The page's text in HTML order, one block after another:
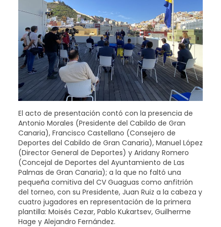
El acto de presentación contó con la presencia de
Antonio Morales (Presidente del Cabildo de Gran
Canaria), Francisco Castellano (Consejero de
Deportes del Cabildo de Gran Canaria), Manuel López
(Director General de Deportes) y Aridany Romero
(Concejal de Deportes del Ayuntamiento de Las
Palmas de Gran Canaria); a la que no faltó una
pequeña comitiva del CV Guaguas como anfitrión
del torneo, con su Presidente, Juan Ruiz a la cabeza y
cuatro jugadores en representación de la primera
plantilla: Moisés Cezar, Pablo Kukartsev, Guilherme
Hage y Alejandro Fernández.